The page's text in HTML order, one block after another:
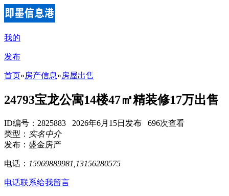
我的
发布
首页»房产信息»房屋出售
24793宝龙公寓14楼47㎡精装修17万出售
ID编号：2825883 2026年6月15日发布 696次查看
类型： 实名中介
发布：盛金房产
电话： 15969889981,13156280575
电话联系给我留言